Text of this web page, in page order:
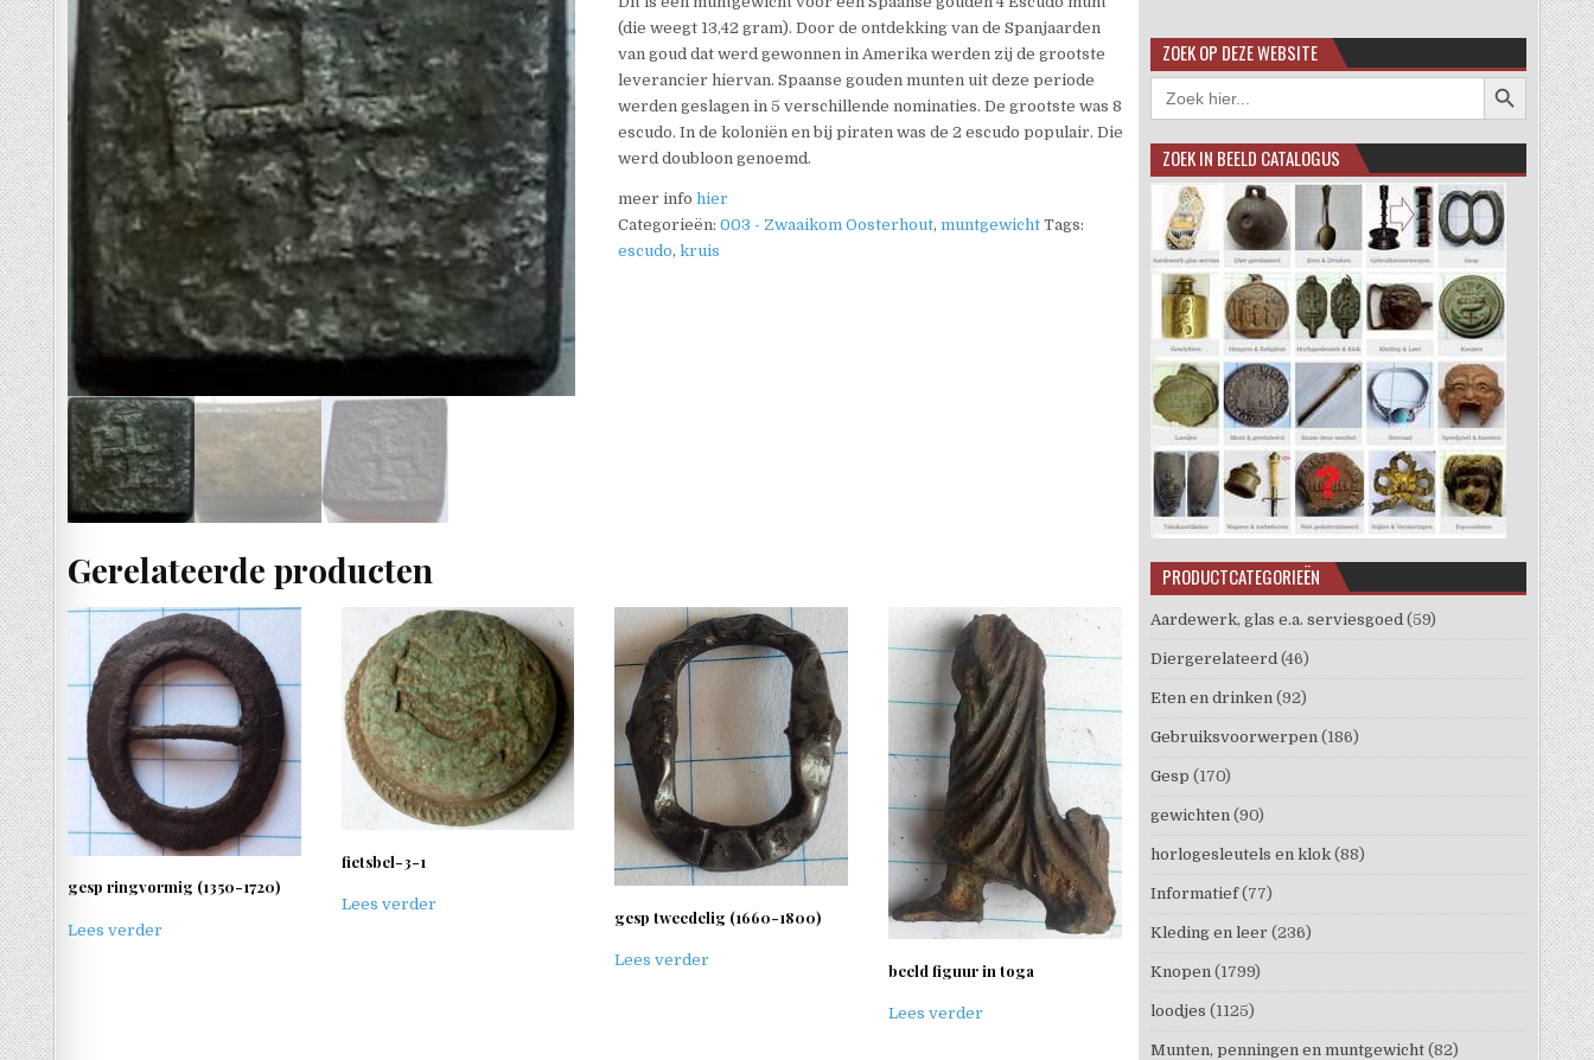
(die weegt 13,42 gram). Door de ontdekking van de Spanjaarden
van goud dat werd gewonnen in Amerika werden zij de grootste
leverancier hiervan. Spaanse gouden munten uit deze periode
werden geslagen in 5 verschillende nominaties. De grootste was 8
escudo. In de koloniën en bij piraten was de 2 escudo populair. Die
werd doubloon genoemd.
meer infohier
Categorieën:003 - Zwaaikom Oosterhout,muntgewicht Tags:
escudo,kruis
Gerelateerde producten
gesp ringvormig (1350-1720)
Lees verder
fietsbel-3-1
Lees verder
gesp tweedelig (1660-1800)
Lees verder
beeld figuur in toga
Lees verder
ZOEK OP DEZE WEBSITE
Zoek
naar:
Zoekknop
ZOEK IN BEELD CATALOGUS
PRODUCTCATEGORIEËN
Aardewerk, glas e.a. serviesgoed (59)
Diergerelateerd (46)
Eten en drinken (92)
Gebruiksvoorwerpen (186)
Gesp (170)
gewichten (90)
horlogesleutels en klok (88)
Informatief (77)
Kleding en leer (236)
Knopen (1799)
loodjes (1125)
Munten, penningen en muntgewicht (82)